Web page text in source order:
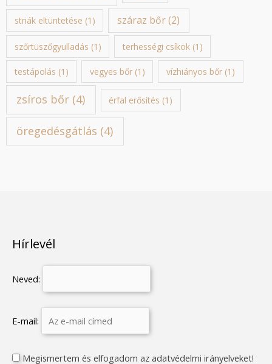
striák eltüntetése (1) száraz bőr(2)
szőrtüszőgyulladás (1) terhességi csíkok(1)
testápolás (1) vegyes bőr(1) vízhiányos bőr(1)
zsíros bőr (4) érfal erősítés (1)
öregedésgátlás (4)
Hírlevél
Neved:
E-mail:
Megismertem és elfogadom az adatvédelmi irányelveket!